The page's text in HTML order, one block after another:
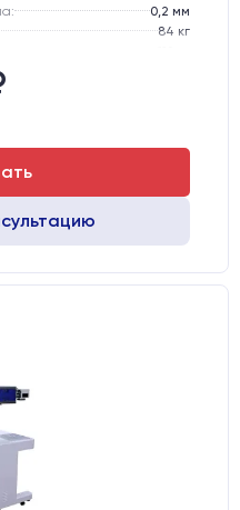
0,2 мм
84 кг
мм: